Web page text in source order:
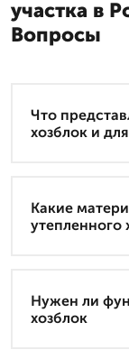
участка в
Вопросы
Что
хозблок и
Какие
утепленного
Нужен ли
хозблок